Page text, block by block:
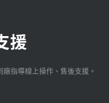
援
指導線上操作、售後支援。